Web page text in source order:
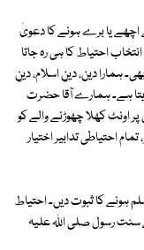
اچھے یا برے ہونے کا دعویٰ
احتیاط کا ہی رہ جاتا
ہمارا دین، دینِ اسلام، دینِ
ہے۔ ہمارے آقا حضرت
اونٹ کھلا چھوڑنے والے کو
احتیاطی تدابیر اختیار
ہونے کا ثبوت دیں۔ احتیاط
رسول صلی اللہ علیہ